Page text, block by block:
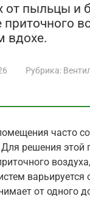
от пыльцы и
вдохе.
Рубрика:
часто
решения этой
от одного